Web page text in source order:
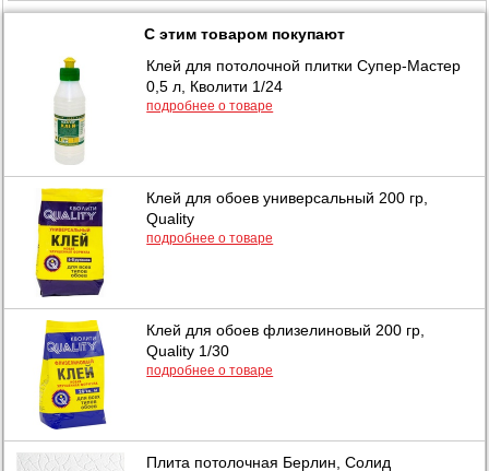
С этим товаром покупают
Клей для потолочной плитки Супер-Мастер
0,5 л, Кволити 1/24
подробнее о товаре
Клей для обоев универсальный 200 гр,
Quality
подробнее о товаре
Клей для обоев флизелиновый 200 гр,
Quality 1/30
подробнее о товаре
Плита потолочная Берлин, Солид